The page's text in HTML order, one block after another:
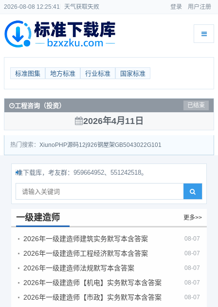
2026-08-08 12:25:41 天气获取失败 登录 用户注册
标准图集 地方标准 行业标准 国家标准
工程咨询（投资） 已结束
2026年4月11日
热门搜索： Xiuno PHP源码12j926钢屋架GB5043022G101
准下载库，考友群：959664952、551242518。
一级建造师 更多>>
2026年一级建造师建筑实务默写本含答案 08-07
2026年一级建造师工程经济默写本含答案 08-07
2026年一级建造师法规默写本含答案 08-07
2026年一级建造师【机电】实务默写本含答案 08-07
2026年一级建造师【市政】实务默写本含答案 08-07